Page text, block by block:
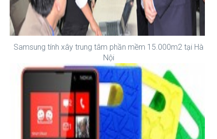
Samsung tính xây trung tâm phần mềm 15.000m2 tại Hà
Nội